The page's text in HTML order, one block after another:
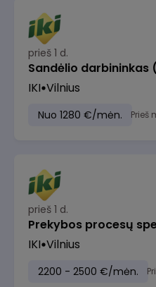
prieš 1 d.
Sandėlio darbininkas
IKI Vilnius
Nuo 1280 €/mėn. Prieš
prieš 1 d.
Prekybos procesų
IKI Vilnius
2200 - 2500 €/mėn.